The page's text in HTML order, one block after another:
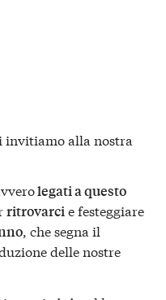
invitiamo alla nostra
legati a questo
ritrovarcie festeggiare
, che segna il
delle nostre